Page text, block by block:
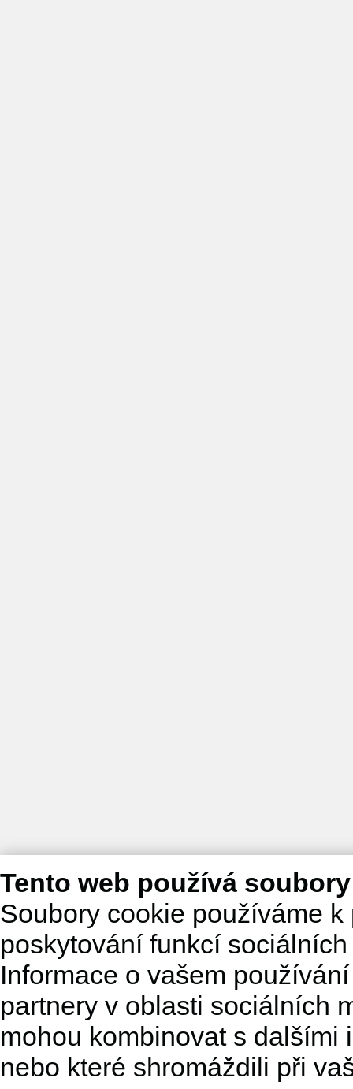
Tento web používá
Soubory cookie používáme
poskytování funkcí
Informace o vašem
partnery v oblasti sociálních
mohou kombinovat s dalšími
nebo které shromáždili při